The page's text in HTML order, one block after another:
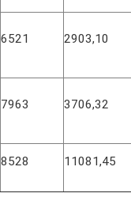
6521 2903,10
7963 3706,32
8528 11081,45